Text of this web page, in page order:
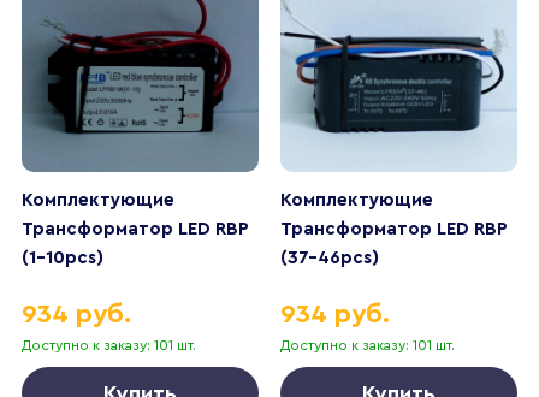
Комплектующие
Трансформатор LED RBP
(1-10pcs)
Доступно к заказу: 101 шт.
934 руб.
Комплектующие
Трансформатор LED RBP
(37-46pcs)
Доступно к заказу: 101 шт.
934 руб.